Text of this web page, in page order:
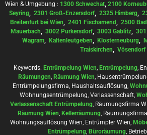
Wien & Umgebung : 1300 Schwechat, 2100
Seyring, 2301 Groß-Enzersdorf, 2325 Himberg,
Breitenfurt bei Wien, 2401 Fischamend, 2500
Mauerbach, 3002 Purkersdorf, 3003 Gablitz,
Wagram, Kaltenleutgeben, Klosterneuburg,
Traiskirchen, Vösendorf
Keywords: Entrümpelung Wien, Entrümpelung,
Räumungen, Räumung Wien,
Entrümpelungsfirma, Haushaltsauflösung,
Wohnungsentrümpelung, Verlassenschaft,
Verlassenschaft Entrümpelung, Räumungsfirma
Räumung Wien, Kellerräumung,
Wohnungsauflösung Wien, Entrümpler Wien,
Entrümpelung, Büroräumung,